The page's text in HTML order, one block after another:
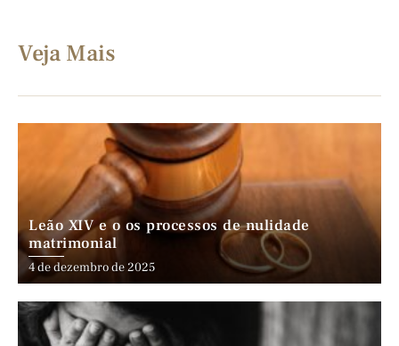
Veja Mais
Leão XIV e o os processos de nulidade
matrimonial
4 de dezembro de 2025